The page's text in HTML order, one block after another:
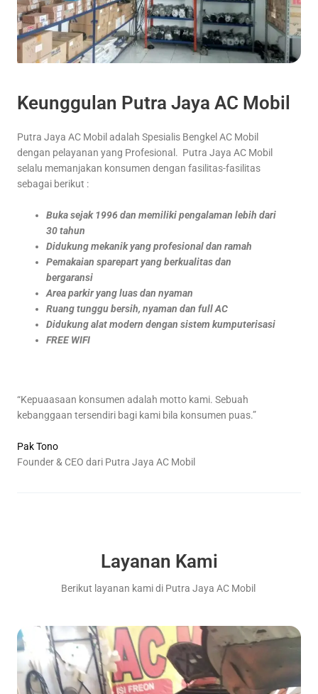
Keunggulan Putra Jaya AC Mobil
Putra Jaya AC Mobil adalah Spesialis Bengkel AC Mobil
dengan pelayanan yang Profesional. Putra Jaya AC Mobil
selalu memanjakan konsumen dengan fasilitas-fasilitas
sebagai berikut :
Buka sejak 1996 dan memiliki pengalaman lebih dari
30 tahun
Didukung mekanik yang profesional dan ramah
Pemakaian sparepart yang berkualitas dan
bergaransi
Area parkir yang luas dan nyaman
Ruang tunggu bersih, nyaman dan full AC
Didukung alat modern dengan sistem kumputerisasi
FREE WIFI
“Kepuaasaan konsumen adalah motto kami. Sebuah
kebanggaan tersendiri bagi kami bila konsumen puas.”
Pak Tono
Founder & CEO dari Putra Jaya AC Mobil
Layanan Kami
Berikut layanan kami di Putra Jaya AC Mobil